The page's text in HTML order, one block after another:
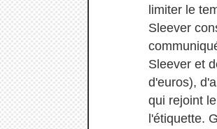
limiter le
Sleever
Sleever et
d'euros),
qui rejoint
l'étiquette.